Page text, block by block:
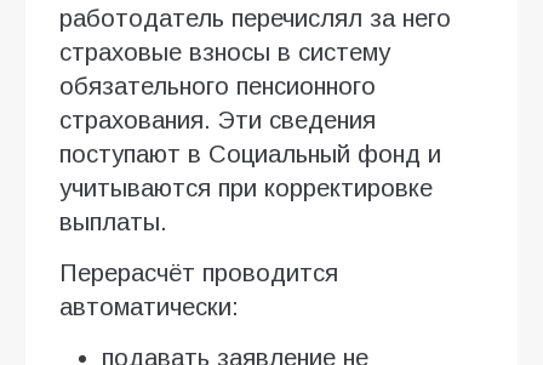
работодатель перечислял за него
страховые взносы в систему
обязательного пенсионного
страхования. Эти сведения
поступают в Социальный фонд и
учитываются при корректировке
выплаты.
Перерасчёт проводится
автоматически:
подавать заявление не